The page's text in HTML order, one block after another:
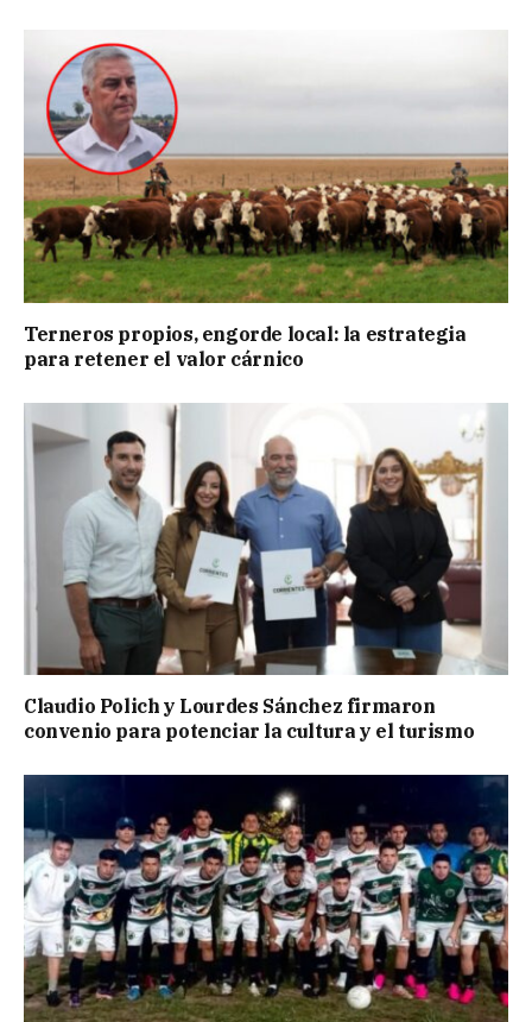
Terneros propios, engorde local: la estrategia
para retener el valor cárnico
Claudio Polich y Lourdes Sánchez firmaron
convenio para potenciar la cultura y el turismo